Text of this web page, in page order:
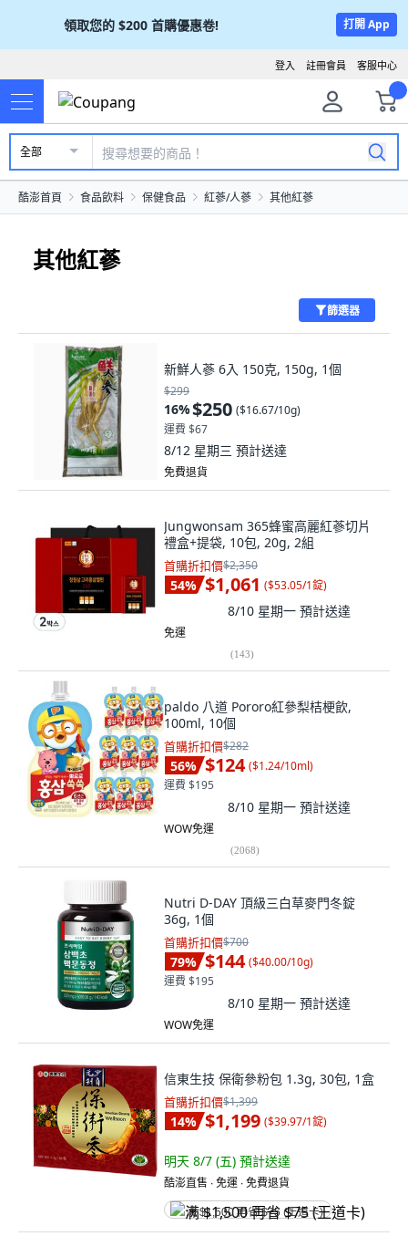
領取您的 $200 首購優惠卷! 打開 App
客服中心
註冊會員
登入
全部
酷澎首頁 食品飲料 保健食品 紅蔘/人蔘 其他紅蔘
其他紅蔘
篩選器
新鮮人蔘 6入 150克, 150g, 1個
$299
16%$250 ($16.67/10g)
運費 $67
8/12 星期三 預計送達
免費退貨
Jungwonsam 365蜂蜜高麗紅蔘切片
禮盒+提袋, 10包, 20g, 2組
首購折扣價$2,350
54% $1,061 ($53.05/1錠)
8/10 星期一 預計送達
免運
(143)
paldo 八道 Pororo紅參梨桔梗飲,
100ml, 10個
首購折扣價$282
56% $124 ($1.24/10ml)
運費 $195
8/10 星期一 預計送達
WOW免運
(2068)
Nutri D-DAY 頂級三白草麥門冬錠
36g, 1個
首購折扣價$700
79% $144 ($40.00/10g)
運費 $195
8/10 星期一 預計送達
WOW免運
信東生技 保衛參粉包 1.3g, 30包, 1盒
首購折扣價$1,399
14% $1,199 ($39.97/1錠)
明天 8/7 (五) 預計送達
酷澎直售 ∙ 免運 ∙ 免費退貨
满 $1,500 再省 $75 (王道卡)